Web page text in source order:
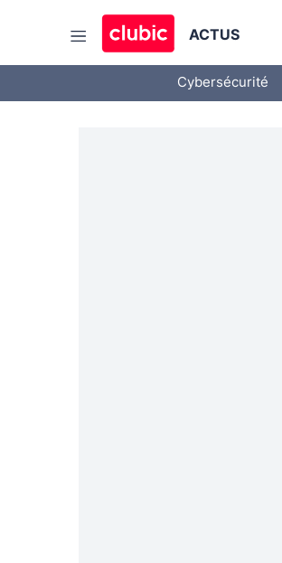
ACTUS
Cybersécurité